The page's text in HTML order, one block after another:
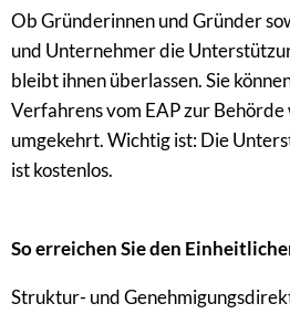
Ob Gründerinnen und Gründer
und Unternehmer die
bleibt ihnen überlassen. Sie
Verfahrens vom EAP zur Behörde
umgekehrt. Wichtig ist: Die
ist kostenlos.
So erreichen Sie den
Struktur- und